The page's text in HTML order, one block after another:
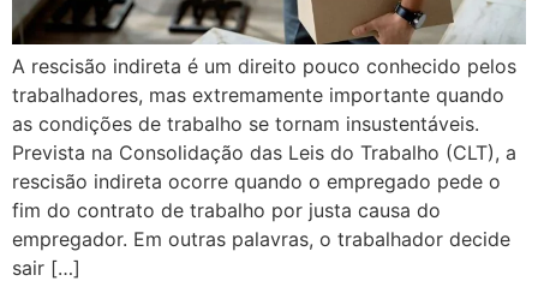
A rescisão indireta é um direito pouco conhecido pelos
trabalhadores, mas extremamente importante quando
as condições de trabalho se tornam insustentáveis.
Prevista na Consolidação das Leis do Trabalho (CLT), a
rescisão indireta ocorre quando o empregado pede o
fim do contrato de trabalho por justa causa do
empregador. Em outras palavras, o trabalhador decide
sair […]